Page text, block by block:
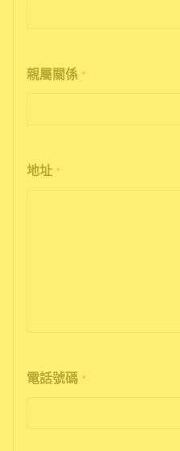
親屬關係 *
地址 *
電話號碼 *